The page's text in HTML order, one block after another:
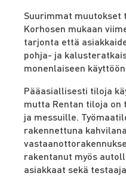
Suurimmat
Korhosen mukaan
tarjonta että
pohja- ja
monenlaiseen
Pääasiallisesti tiloja
mutta Rentan tiloja
ja messuille.
rakennettuna
rakentanut myös
asiakkaat sekä